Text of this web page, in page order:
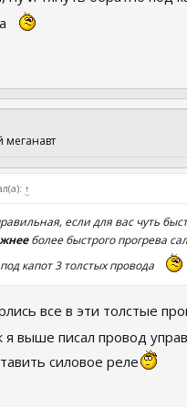
меганавт
↑
если для вас чуть
более быстрого прогрева
капот 3 толстых провода
все в эти толстые
я выше писал провод
силовое реле